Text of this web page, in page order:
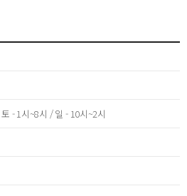
- 1시~8시 / 일 - 10시~2시